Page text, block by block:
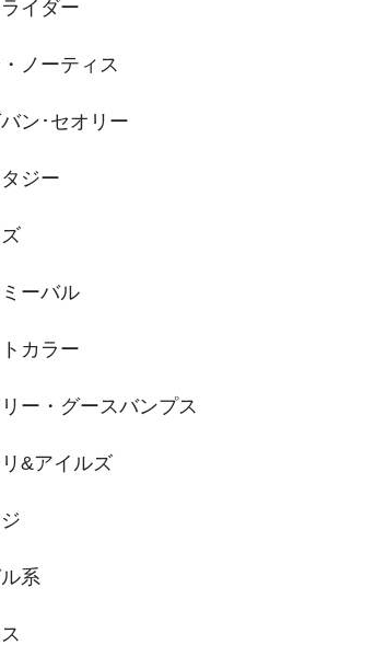
イダー
ノーティス
ン･セオリー
ジー
ーバル
カラー
ー・グースバンプス
&アイルズ
系